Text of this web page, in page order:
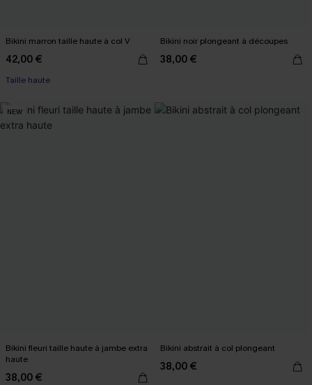
Bikini marron taille haute à col V
42,00 €
Taille haute
Bikini noir plongeant à découpes
38,00 €
NEW
Bikini fleuri taille haute à jambe extra
haute
38,00 €
Bikini abstrait à col plongeant
38,00 €